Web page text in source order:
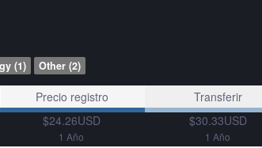
(1) Other (2)
Precio registro Transferir
$24.26USD
1 Año
$30.33USD
1 Año